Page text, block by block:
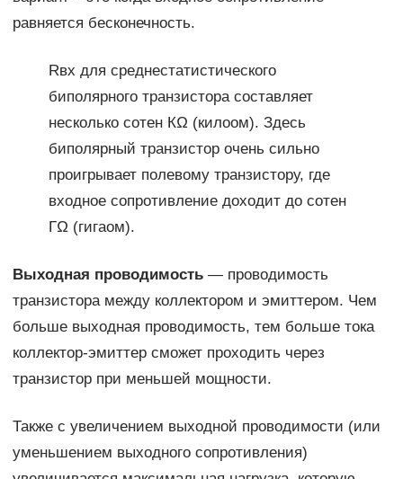
равняется бесконечность.
Rвх для среднестатистического
биполярного транзистора составляет
несколько сотен КΩ (килоом). Здесь
биполярный транзистор очень сильно
проигрывает полевому транзистору, где
входное сопротивление доходит до сотен
ГΩ (гигаом).
Выходная проводимость— проводимость
транзистора между коллектором и эмиттером. Чем
больше выходная проводимость, тем больше тока
коллектор-эмиттер сможет проходить через
транзистор при меньшей мощности.
Также с увеличением выходной проводимости (или
уменьшением выходного сопротивления)